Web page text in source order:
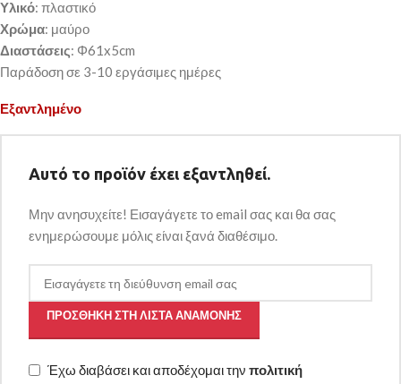
Υλικό: πλαστικό
Χρώμα: μαύρο
Διαστάσεις: Φ61x5cm
Παράδοση σε 3-10 εργάσιμες ημέρες
Εξαντλημένο
Αυτό το προϊόν έχει εξαντληθεί.
Μην ανησυχείτε! Εισαγάγετε το email σας και θα σας
ενημερώσουμε μόλις είναι ξανά διαθέσιμο.
ΠΡΟΣΘΉΚΗ ΣΤΗ ΛΊΣΤΑ ΑΝΑΜΟΝΉΣ
Έχω διαβάσει και αποδέχομαι την πολιτική